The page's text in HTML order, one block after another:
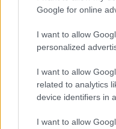
Google for online
I want to allow
personalized
I want to allow
related to analytics
device identifiers in
I want to allow
να μη βρίσκουν
ότι το 35% των
στην έρευνα του
εργαζόμενους και
κατάλληλες
ανεργία στη χώρα
υψηλότερη στην